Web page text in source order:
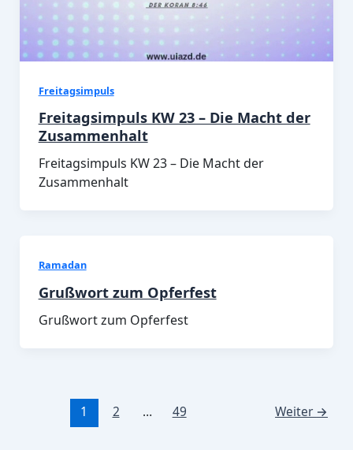
Freitagsimpuls
Freitagsimpuls KW 23 – Die Macht der
Zusammenhalt
Freitagsimpuls KW 23 – Die Macht der
Zusammenhalt
Ramadan
Grußwort zum Opferfest
Grußwort zum Opferfest
1 2 … 49 Weiter →